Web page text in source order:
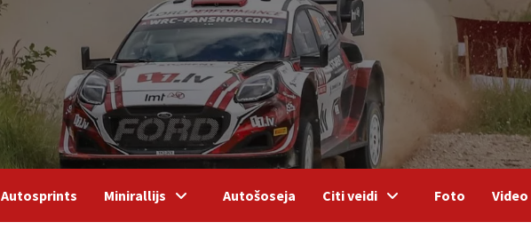
Autosprints Minirallijs Autošoseja Citi veidi Foto Video